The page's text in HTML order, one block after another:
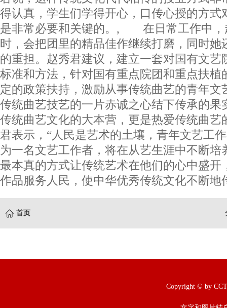
得认真，学生们学得开心，口传心授的方式
是非常必要和关键的。, 在日常工作中，
时，会把团里的精品佳作继续打磨，同时她
的重担。赵秀君建议，建立一套对国有文艺
标准和方法，针对国有重点院团和重点扶植
定的政策扶持，激励从事传统曲艺的青年文
传统曲艺技艺的一片赤诚之心结下传承
传统曲艺文化的大本营，更是热爱传统曲艺
君表示，“人民是艺术的土壤，青年文艺工
为一名文艺工作者，将在从艺生涯中不断培
最本真的方式让传统艺术在他们的心中盛开
作品服务人民，使中华优秀传统文化不断地
首页
Copyright © by